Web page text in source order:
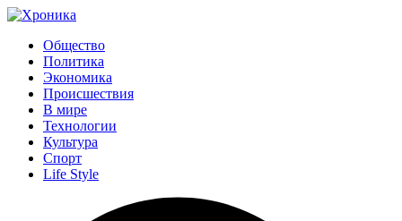
Общество
Политика
Экономика
Происшествия
В мире
Технологии
Культура
Спорт
Life Style